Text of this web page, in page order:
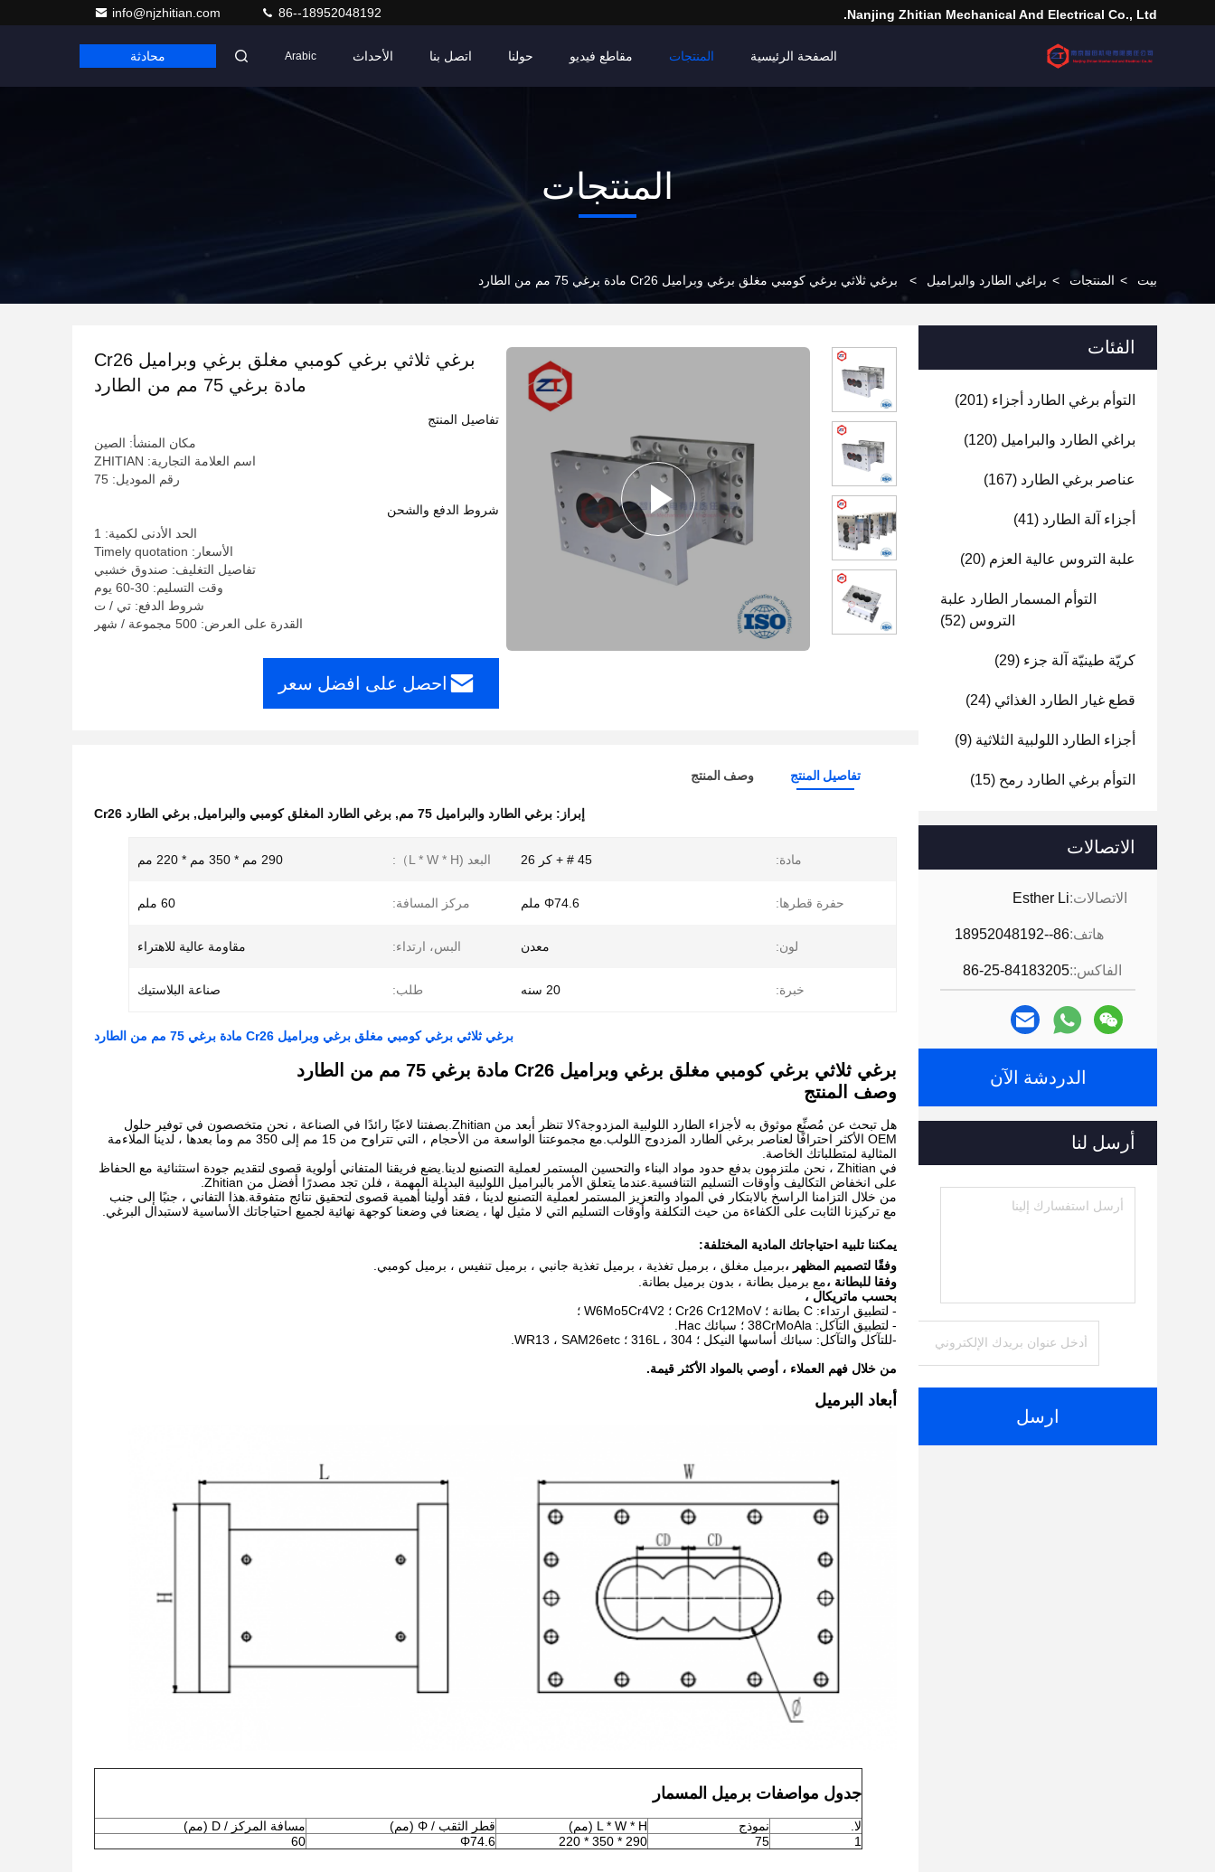
Nanjing Zhitian Mechanical And Electrical Co., Ltd.
info@njzhitian.com 86--18952048192
الصفحة الرئيسية المنتجات مقاطع فيديو حولنا اتصل بنا الأحداث Arabic محادثة
المنتجات
بيت > المنتجات > براغي الطارد والبراميل > برغي ثلاثي برغي كومبي مغلق برغي وبراميل Cr26 مادة برغي 75 مم من الطارد
الفئات
التوأم برغي الطارد أجزاء (201)
براغي الطارد والبراميل (120)
عناصر برغي الطارد (167)
أجزاء آلة الطارد (41)
علبة التروس عالية العزم (20)
التوأم المسمار الطارد علبة
التروس (52)
كريّة طينيّة آلة جزء (29)
قطع غيار الطارد الغذائي (24)
أجزاء الطارد اللولبية الثلاثية (9)
التوأم برغي الطارد رمح (15)
الاتصالات
الاتصالات:Esther Li
هاتف:86--18952048192
الفاكس::86-25-84183205
الدردشة الآن
أرسل لنا
ارسل
برغي ثلاثي برغي كومبي مغلق برغي وبراميل Cr26
مادة برغي 75 مم من الطارد
تفاصيل المنتج
مكان المنشأ: الصين
اسم العلامة التجارية: ZHITIAN
رقم الموديل: 75
شروط الدفع والشحن
الحد الأدنى لكمية: 1
الأسعار: Timely quotation
تفاصيل التغليف: صندوق خشبي
وقت التسليم: 30-60 يوم
شروط الدفع: تي / ت
القدرة على العرض: 500 مجموعة / شهر
احصل على افضل سعر
تفاصيل المنتج وصف المنتج
إبراز: برغي الطارد والبراميل 75 مم , برغي الطارد المغلق كومبي والبراميل, برغي الطارد Cr26
مادة: 45 # + كر 26 البعد (L * W * H）: 290 مم * 350 مم * 220 مم
حفرة قطرها: Φ74.6 ملم مركز المسافة: 60 ملم
لون: معدن البس، ارتداء: مقاومة عالية للاهتراء
خبرة: 20 سنه طلب: صناعة البلاستيك
برغي ثلاثي برغي كومبي مغلق برغي وبراميل Cr26 مادة برغي 75 مم من الطارد
برغي ثلاثي برغي كومبي مغلق برغي وبراميل Cr26 مادة برغي 75 مم من الطارد
وصف المنتج
هل تبحث عن مُصنِّع موثوق به لأجزاء الطارد اللولبية المزدوجة؟لا تنظر أبعد من Zhitian.بصفتنا لاعبًا رائدًا في الصناعة ، نحن متخصصون في توفير حلول
OEM الأكثر احترافًا لعناصر برغي الطارد المزدوج اللولب.مع مجموعتنا الواسعة من الأحجام ، التي تتراوح من 15 مم إلى 350 مم وما بعدها ، لدينا الملاءمة
المثالية لمتطلباتك الخاصة.
في Zhitian ، نحن ملتزمون بدفع حدود مواد البناء والتحسين المستمر لعملية التصنيع لدينا.يضع فريقنا المتفاني أولوية قصوى لتقديم جودة استثنائية مع الحفاظ
على انخفاض التكاليف وأوقات التسليم التنافسية.عندما يتعلق الأمر بالبراميل اللولبية البديلة المهمة ، فلن تجد مصدرًا أفضل من Zhitian.
من خلال التزامنا الراسخ بالابتكار في المواد والتعزيز المستمر لعملية التصنيع لدينا ، فقد أولينا أهمية قصوى لتحقيق نتائج متفوقة.هذا التفاني ، جنبًا إلى جنب
مع تركيزنا الثابت على الكفاءة من حيث التكلفة وأوقات التسليم التي لا مثيل لها ، يضعنا في وضعنا كوجهة نهائية لجميع احتياجاتك الأساسية لاستبدال البرغي.
يمكننا تلبية احتياجاتك المادية المختلفة:
وفقًا لتصميم المظهر ،برميل مغلق ، برميل تغذية ، برميل تغذية جانبي ، برميل تنفيس ، برميل كومبي.
وفقا للبطانة ،مع برميل بطانة ، بدون برميل بطانة.
بحسب ماتريكال ،
- لتطبيق ارتداء: C بطانة ؛ Cr26 Cr12MoV ؛ W6Mo5Cr4V2 ؛
- لتطبيق التآكل: 38CrMoAla ؛ سبائك Hac.
-للتآكل والتآكل: سبائك أساسها النيكل ؛ 316L ، 304 ؛ WR13 ، SAM26etc.
من خلال فهم العملاء ، أوصي بالمواد الأكثر قيمة.
أبعاد البرميل
جدول مواصفات برميل المسمار
لا. نموذج L * W * H (مم) قطر الثقب / Φ (مم)
مسافة المركز / D (مم)
1
75
290 * 350 * 220
Φ74.6
60